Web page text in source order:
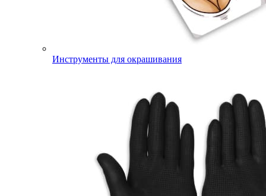
Инструменты для окрашивания